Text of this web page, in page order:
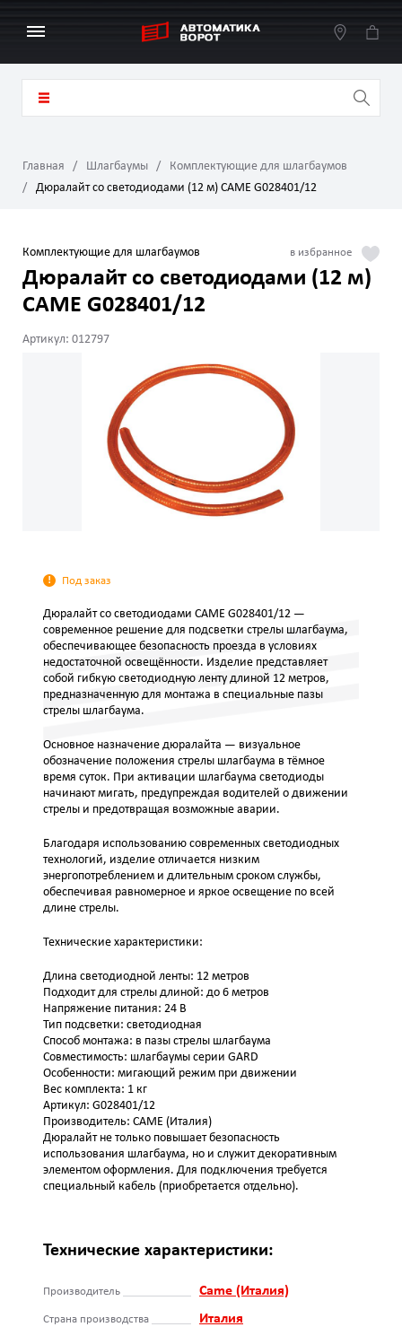
Главная Шлагбаумы
Комплектующие для шлагбаумов
Дюралайт со светодиодами (12 м) CAME G028401/12
Комплектующие для шлагбаумов
Дюралайт со светодиодами (12 м)
CAME G028401/12
Артикул: 012797
Под заказ
Дюралайт со светодиодами CAME G028401/12 —
современное решение для подсветки стрелы шлагбаума,
обеспечивающее безопасность проезда в условиях
недостаточной освещённости. Изделие представляет
собой гибкую светодиодную ленту длиной 12 метров,
предназначенную для монтажа в специальные пазы
стрелы шлагбаума.
Основное назначение дюралайта — визуальное
обозначение положения стрелы шлагбаума в тёмное
время суток. При активации шлагбаума светодиоды
начинают мигать, предупреждая водителей о движении
стрелы и предотвращая возможные аварии.
Благодаря использованию современных светодиодных
технологий, изделие отличается низким
энергопотреблением и длительным сроком службы,
обеспечивая равномерное и яркое освещение по всей
длине стрелы.
Технические характеристики:
Длина светодиодной ленты: 12 метров
Подходит для стрелы длиной: до 6 метров
Напряжение питания: 24 В
Тип подсветки: светодиодная
Способ монтажа: в пазы стрелы шлагбаума
Совместимость: шлагбаумы серии GARD
Особенности: мигающий режим при движении
Вес комплекта: 1 кг
Артикул: G028401/12
Производитель: CAME (Италия)
Дюралайт не только повышает безопасность
использования шлагбаума, но и служит декоративным
элементом оформления. Для подключения требуется
специальный кабель (приобретается отдельно).
Технические характеристики:
Производитель Came (Италия)
Страна производства Италия